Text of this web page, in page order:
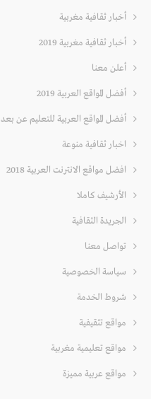
أخبار ثقافية مغربية
أخبار ثقافية مغربية 2019
أعلن معنا
أفضل المواقع العربية 2019
أفضل المواقع العربية للتعليم عن بعد
اخبار ثقافية منوعة
افضل مواقع الانترنت العربية 2018
الأرشيف كاملا
الجريدة الثقافية
تواصل معنا
سياسة الخصوصية
شروط الخدمة
مواقع تثقيفية
مواقع تعليمية مغربية
مواقع عربية مميزة